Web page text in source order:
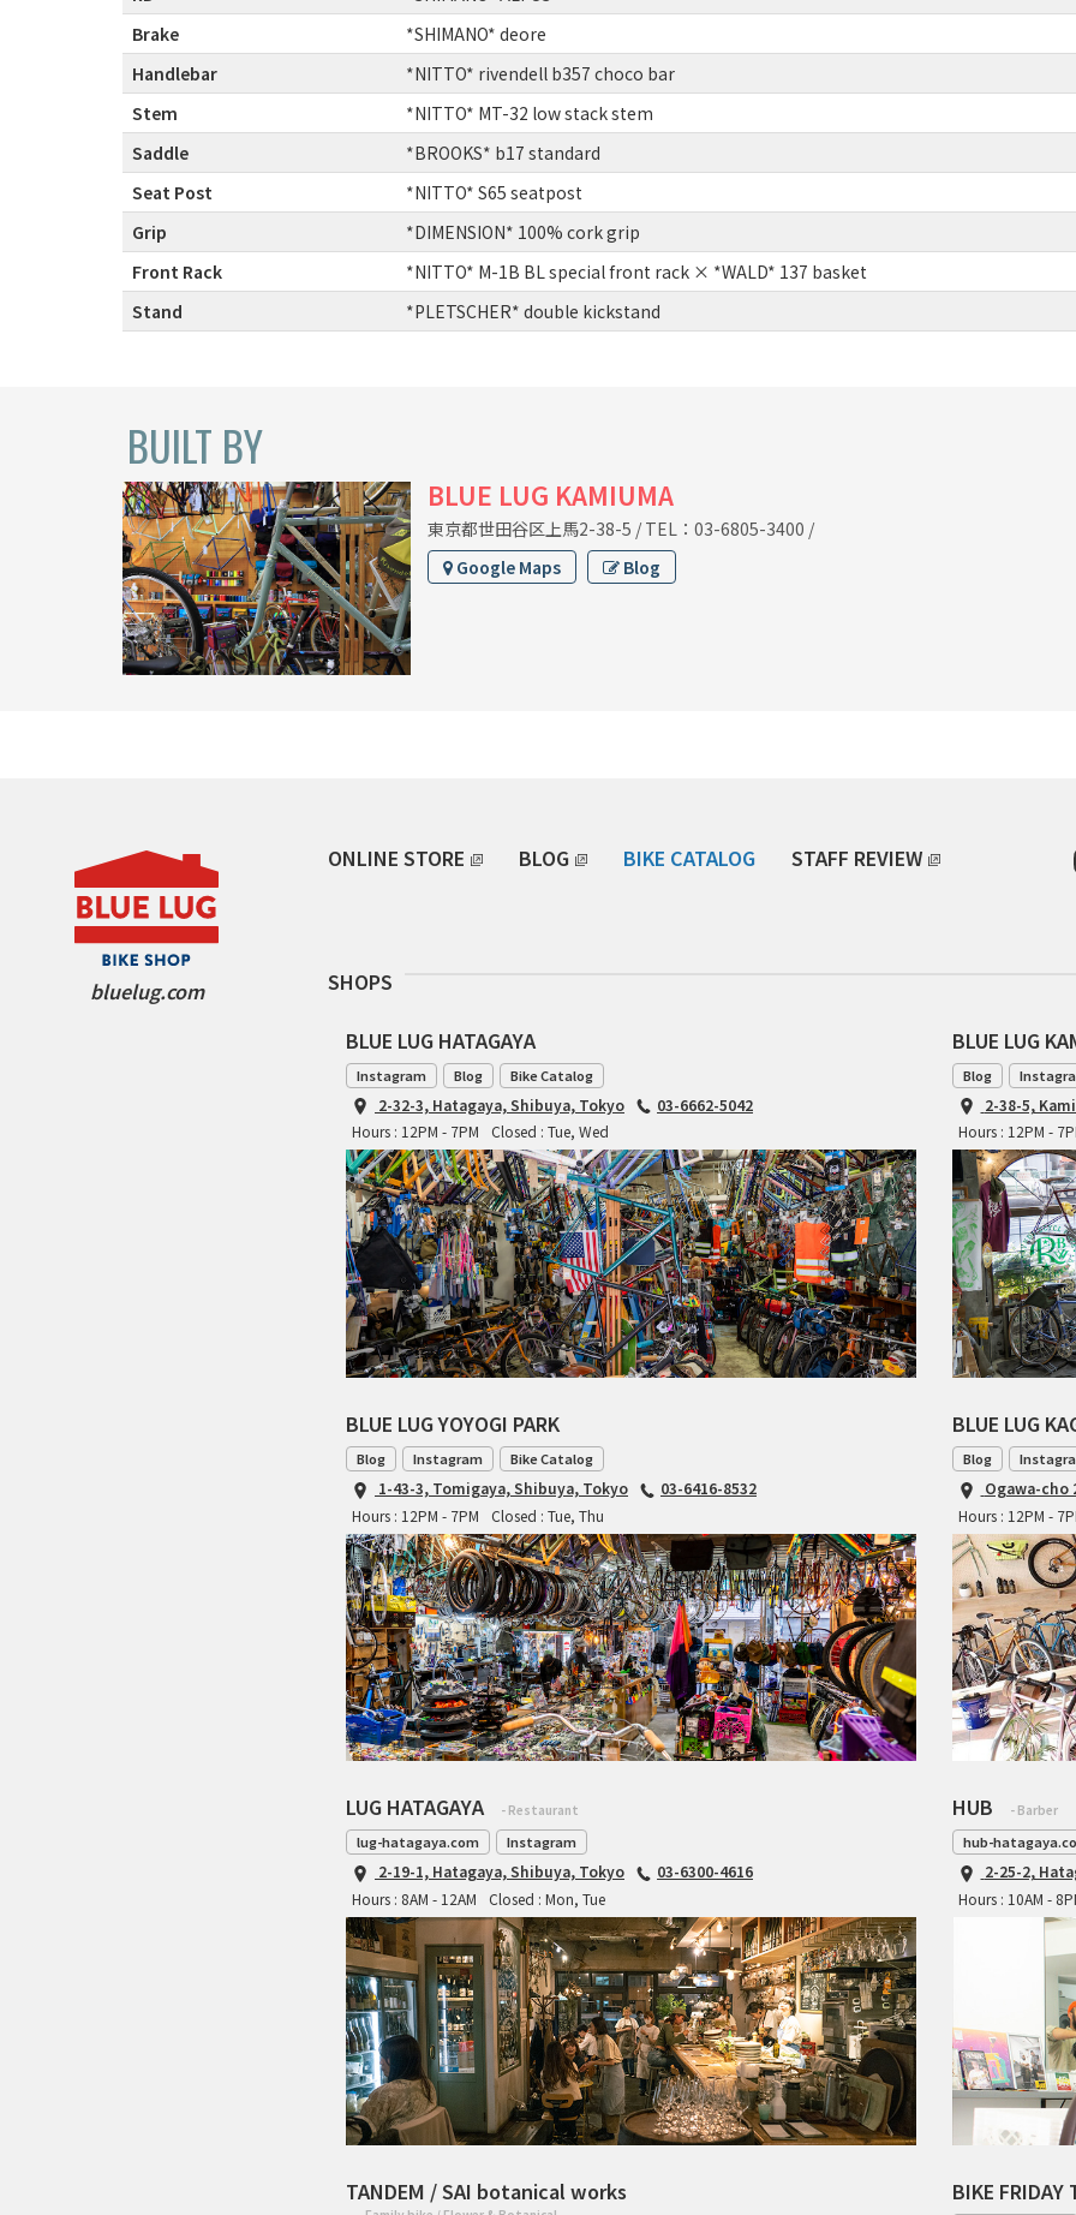
Brake
*SHIMANO* deore
Handlebar
*NITTO* rivendell b357 choco bar
Stem
*NITTO* MT-32 low stack stem
Saddle
*BROOKS* b17 standard
Seat Post
*NITTO* S65 seatpost
Grip
*DIMENSION* 100% cork grip
Front Rack
*NITTO* M-1B BL special front rack × *WALD* 137 basket
Stand
*PLETSCHER* double kickstand
BUILT BY
BLUE LUG KAMIUMA
東京都世田谷区上馬2-38-5 / TEL：03-6805-3400 /
Google Maps
Blog
bluelug.com
ONLINE STORE BLOG BIKE CATALOG STAFF REVIEW
SHOPS
BLUE LUG HATAGAYA
Instagram Blog Bike Catalog
2-32-3, Hatagaya, Shibuya, Tokyo
03-6662-5042
Hours : 12PM - 7PM
Closed : Tue, Wed
BLUE LUG
Blog
2-38-5,
Hours : 12PM -
BLUE LUG YOYOGI PARK
Blog Instagram Bike Catalog
1-43-3, Tomigaya, Shibuya, Tokyo
03-6416-8532
Hours : 12PM - 7PM
Closed : Tue, Thu
BLUE LUG
Blog
Ogawa-cho
Hours : 12PM -
LUG HATAGAYA - Restaurant
lug-hatagaya.com Instagram
2-19-1, Hatagaya, Shibuya, Tokyo
03-6300-4616
Hours : 8AM - 12AM
Closed : Mon, Tue
HUB - Barber
hub-
2-25-2,
Hours : 10AM -
TANDEM / SAI botanical works BIKE